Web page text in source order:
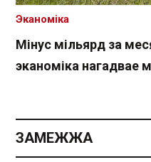
Мінус мільярд за
эканоміка нагадвае
Эканоміка
ЗАМЕЖЖА